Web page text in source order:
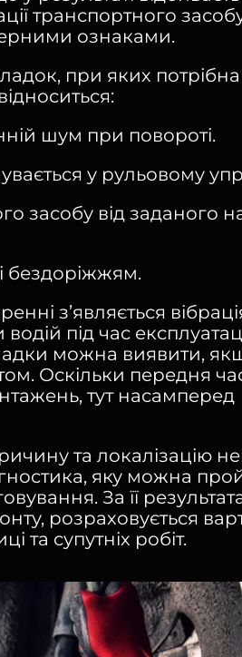
транспортного
ознаками.
при яких потрібна
шум при повороті.
у рульовому
засобу від заданого
бездоріжжям.
з’являється
під час
можна виявити,
Оскільки передня
тут насамперед
та локалізацію
яку можна
За її
розраховується
та супутніх робіт.